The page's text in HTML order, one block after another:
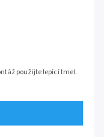
použijte lepící tmel.